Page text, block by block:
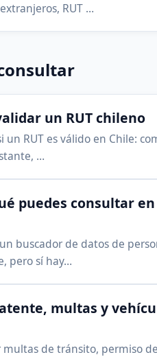
RUT …
un RUT chileno
un RUT es válido en Chile:
…
puedes consultar
buscador de datos de
pero sí hay…
multas y
multas de tránsito, permiso